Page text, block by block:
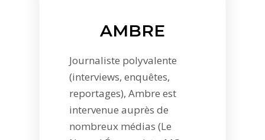
AMBRE
Journaliste polyvalente
(interviews, enquêtes,
reportages), Ambre est
intervenue auprès de
nombreux médias (Le